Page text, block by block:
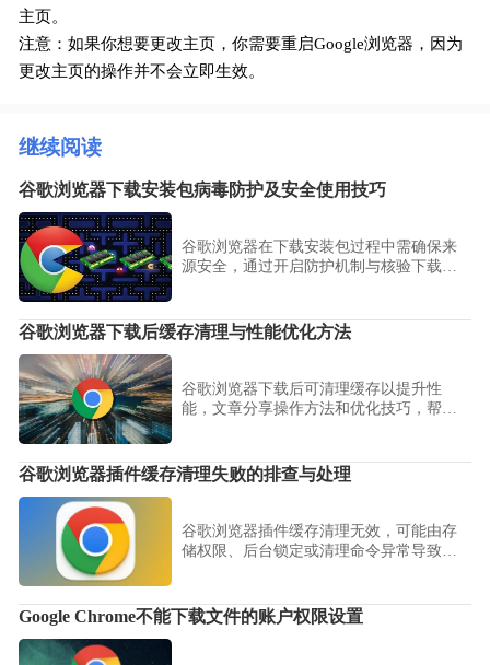
主页。
注意：如果你想要更改主页，你需要重启Google浏览器，因为
更改主页的操作并不会立即生效。
继续阅读
谷歌浏览器下载安装包病毒防护及安全使用技巧
谷歌浏览器在下载安装包过程中需确保来
源安全，通过开启防护机制与核验下载内
谷歌浏览器下载后缓存清理与性能优化方法
谷歌浏览器下载后可清理缓存以提升性
能，文章分享操作方法和优化技巧，帮助
谷歌浏览器插件缓存清理失败的排查与处理
谷歌浏览器插件缓存清理无效，可能由存
储权限、后台锁定或清理命令异常导致。
Google Chrome不能下载文件的账户权限设置